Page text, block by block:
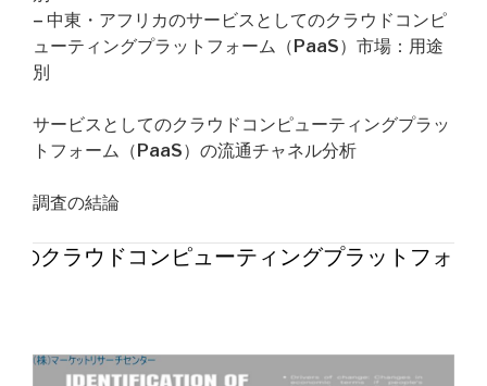
– 中東・アフリカのサービスとしてのクラウドコンピ
ューティングプラットフォーム（PaaS）市場：用途
別
サービスとしてのクラウドコンピューティングプラッ
トフォーム（PaaS）の流通チャネル分析
調査の結論
のクラウドコンピューティングプラットフォ